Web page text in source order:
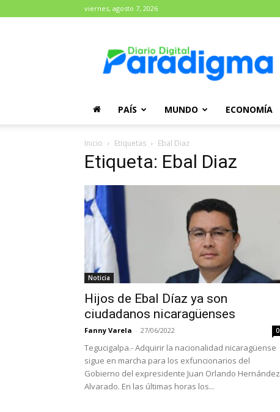
viernes, agosto 7, 2026
Paradigma
PAÍS MUNDO ECONOMÍA
Inicio Etiquetas Ebal Diaz
Etiqueta: Ebal Diaz
Noticia
Hijos de Ebal Díaz ya son
ciudadanos nicaragüenses
Fanny Varela - 27/06/2022 0
Tegucigalpa.- Adquirir la nacionalidad nicaragüense
sigue en marcha para los exfuncionarios del
Gobierno del expresidente Juan Orlando Hernández
Alvarado. En las últimas horas los...